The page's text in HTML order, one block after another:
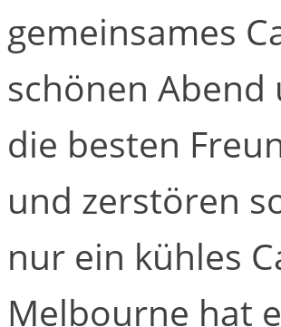
gemeinsames
schönen Abend
die besten
und zerstören
nur ein kühles
Melbourne hat